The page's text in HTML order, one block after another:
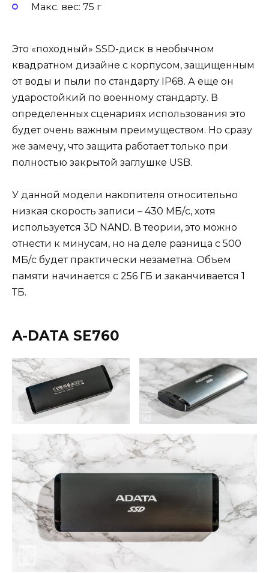
Макс. вес: 75 г
Это «походный» SSD-диск в необычном
квадратном дизайне с корпусом, защищенным
от воды и пыли по стандарту IP68. А еще он
ударостойкий по военному стандарту. В
определенных сценариях использования это
будет очень важным преимуществом. Но сразу
же замечу, что защита работает только при
полностью закрытой заглушке USB.
У данной модели накопителя относительно
низкая скорость записи – 430 МБ/с, хотя
используется 3D NAND. В теории, это можно
отнести к минусам, но на деле разница с 500
МБ/с будет практически незаметна. Объем
памяти начинается с 256 ГБ и заканчивается 1
ТБ.
A-DATA SE760